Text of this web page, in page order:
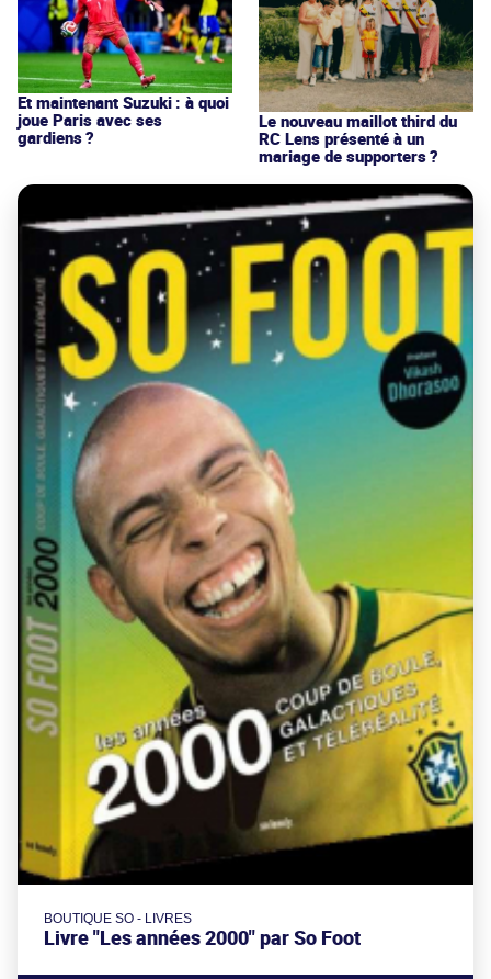
Et maintenant Suzuki : à quoi
joue Paris avec ses
gardiens ?
Le nouveau maillot third du
RC Lens présenté à un
mariage de supporters ?
BOUTIQUE SO - LIVRES
Livre "Les années 2000" par So Foot